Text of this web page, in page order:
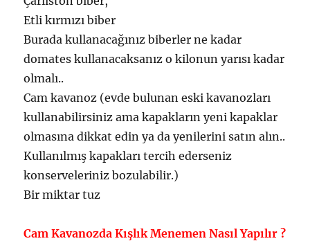
Etli kırmızı biber
Burada kullanacağınız biberler ne kadar
domates kullanacaksanız o kilonun yarısı kadar
olmalı..
Cam kavanoz (evde bulunan eski kavanozları
kullanabilirsiniz ama kapakların yeni kapaklar
olmasına dikkat edin ya da yenilerini satın alın..
Kullanılmış kapakları tercih ederseniz
konserveleriniz bozulabilir.)
Bir miktar tuz
Cam Kavanozda Kışlık Menemen Nasıl Yapılır ?